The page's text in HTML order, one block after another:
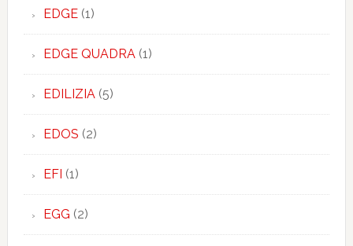
EDGE(1)
EDGE QUADRA(1)
EDILIZIA(5)
EDOS (2)
EFI (1)
EGG (2)